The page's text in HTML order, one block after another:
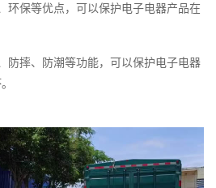
环保等优点，可以保护电子电器产品在
防摔、防潮等功能，可以保护电子电器